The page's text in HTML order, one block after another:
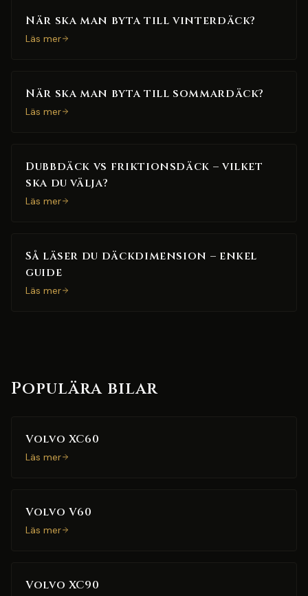
När ska man byta till vinterdäck?
Läs mer
När ska man byta till sommardäck?
Läs mer
Dubbdäck vs friktionsdäck – vilket
ska du välja?
Läs mer
Så läser du däckdimension – enkel
guide
Läs mer
Populära bilar
Volvo XC60
Läs mer
Volvo V60
Läs mer
Volvo XC90